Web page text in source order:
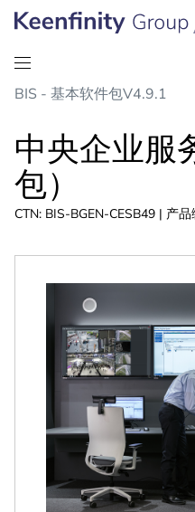
BIS - 基本软件包V4.9.1
中央企业服
包）
CTN: BIS-BGEN-CESB49 | 产